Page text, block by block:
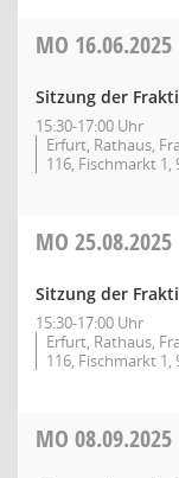
MO 16.06.2025
Sitzung der
15:30-17:00 Uhr
Erfurt, Rathaus,
116, Fischmarkt 1,
MO 25.08.2025
Sitzung der
15:30-17:00 Uhr
Erfurt, Rathaus,
116, Fischmarkt 1,
MO 08.09.2025